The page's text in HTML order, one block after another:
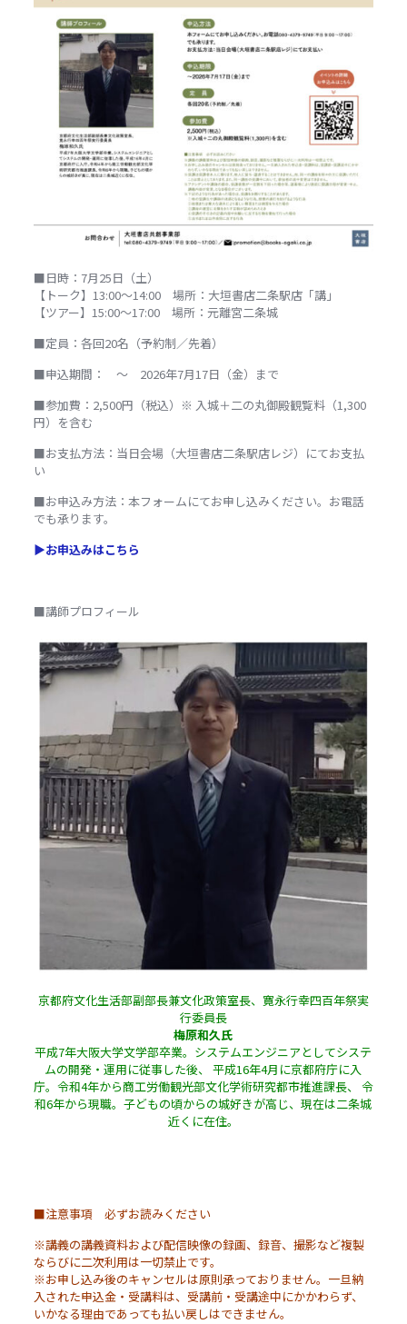
■日時：7月25日（土）
【トーク】13:00〜14:00 場所：大垣書店二条駅店「講」
【ツアー】15:00〜17:00 場所：元離宮二条城
■定員：各回20名（予約制／先着）
■申込期間： ～ 2026年7月17日（金）まで
■参加費：2,500円（税込）※ 入城＋二の丸御殿観覧料（1,300
円）を含む
■お支払方法：当日会場（大垣書店二条駅店レジ）にてお支払
い
■お申込み方法：本フォームにてお申し込みください。お電話
でも承ります。
▶お申込みはこちら
■講師プロフィール
京都府文化生活部副部長兼文化政策室長、寛永行幸四百年祭実
行委員長
梅原和久氏
平成7年大阪大学文学部卒業。システムエンジニアとしてシステ
ムの開発・運用に従事した後、 平成16年4月に京都府庁に入
庁。令和4年から商工労働観光部文化学術研究都市推進課長、 令
和6年から現職。子どもの頃からの城好きが高じ、現在は二条城
近くに在住。
■注意事項 必ずお読みください
※講義の講義資料および配信映像の録画、録音、撮影など複製
ならびに二次利用は一切禁止です。
※お申し込み後のキャンセルは原則承っておりません。一旦納
入された申込金・受講料は、受講前・受講途中にかかわらず、
いかなる理由であっても払い戻しはできません。